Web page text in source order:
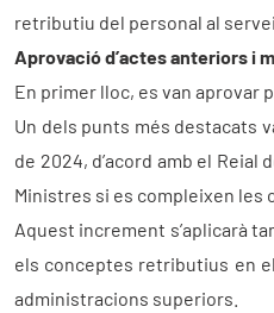
retributiu del personal al servei
Aprovació d’actes anteriors i
En primer lloc, es van aprovar
Un dels punts més destacats
de 2024, d’acord amb el
Ministres si es compleixen les
Aquest increment s’aplicarà
els conceptes retributius en
administracions superiors.